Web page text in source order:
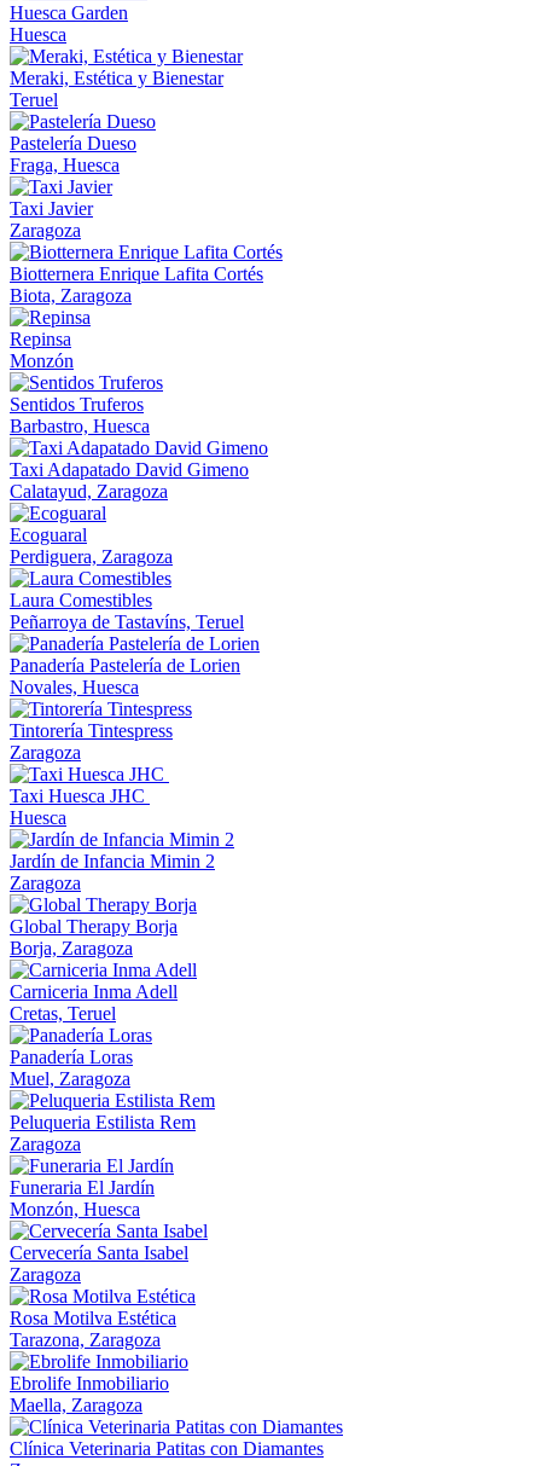
Huesca Garden
Huesca
Meraki, Estética y Bienestar
Teruel
Pastelería Dueso
Fraga, Huesca
Taxi Javier
Zaragoza
Biotternera Enrique Lafita Cortés
Biota, Zaragoza
Repinsa
Monzón
Sentidos Truferos
Barbastro, Huesca
Taxi Adapatado David Gimeno
Calatayud, Zaragoza
Ecoguaral
Perdiguera, Zaragoza
Laura Comestibles
Peñarroya de Tastavíns, Teruel
Panadería Pastelería de Lorien
Novales, Huesca
Tintorería Tintespress
Zaragoza
Taxi Huesca JHC
Huesca
Jardín de Infancia Mimin 2
Zaragoza
Global Therapy Borja
Borja, Zaragoza
Carniceria Inma Adell
Cretas, Teruel
Panadería Loras
Muel, Zaragoza
Peluqueria Estilista Rem
Zaragoza
Funeraria El Jardín
Monzón, Huesca
Cervecería Santa Isabel
Zaragoza
Rosa Motilva Estética
Tarazona, Zaragoza
Ebrolife Inmobiliario
Maella, Zaragoza
Clínica Veterinaria Patitas con Diamantes